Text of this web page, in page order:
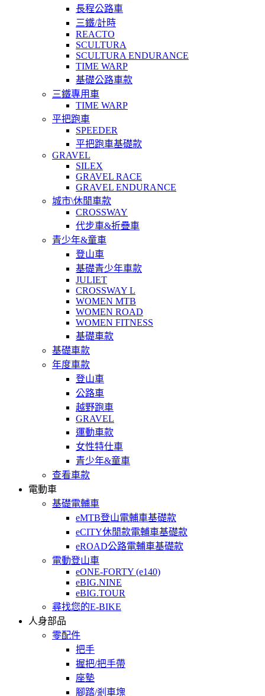
長程公路車
三鐵/計時
REACTO
SCULTURA
SCULTURA ENDURANCE
TIME WARP
基礎公路車款
三鐵專用車
TIME WARP
平把跑車
SPEEDER
平把跑車基礎款
GRAVEL
SILEX
GRAVEL RACE
GRAVEL ENDURANCE
城市\休閒車款
CROSSWAY
代步車&折疊車
青少年&童車
登山車
基礎青少年車款
JULIET
CROSSWAY L
WOMEN MTB
WOMEN ROAD
WOMEN FITNESS
基礎車款
基礎車款
年度車款
登山車
公路車
越野跑車
GRAVEL
運動車款
女性特仕車
青少年&童車
查看車款
電動車
基礎電輔車
eMTB登山電輔車基礎款
eCITY休閒款電輔車基礎款
eROAD公路電輔車基礎款
電動登山車
eONE-FORTY (e140)
eBIG.NINE
eBIG.TOUR
尋找您的E-BIKE
人身部品
零配件
把手
握把/把手帶
座墊
腳踏/剎車塊